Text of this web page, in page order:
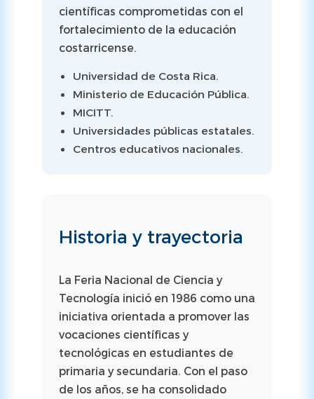
científicas comprometidas con el
fortalecimiento de la educación
costarricense.
Universidad de Costa Rica.
Ministerio de Educación Pública.
MICITT.
Universidades públicas estatales.
Centros educativos nacionales.
Historia y trayectoria
La Feria Nacional de Ciencia y
Tecnología inició en 1986 como una
iniciativa orientada a promover las
vocaciones científicas y
tecnológicas en estudiantes de
primaria y secundaria. Con el paso
de los años, se ha consolidado